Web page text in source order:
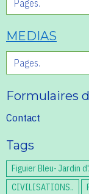
MEDIAS
Formulaires
Contact
Tags
Figuier Bleu- Jardin
CIVILISATIONS..